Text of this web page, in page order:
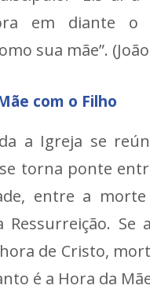
em diante o
sua mãe”.
com o Filho
a Igreja se
torna ponte
entre a
Ressurreição. Se
de Cristo,
é a Hora da